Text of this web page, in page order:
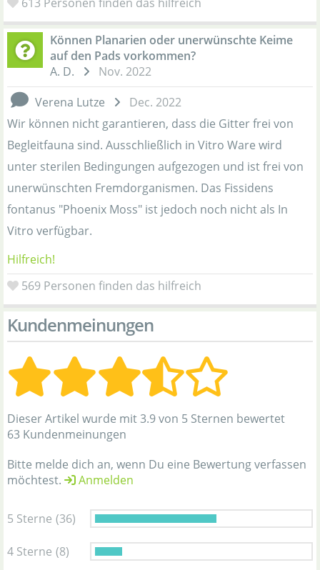
Können Planarien oder unerwünschte Keime
auf den Pads vorkommen?
A. D.
Nov. 2022
Verena Lutze
Dec. 2022
Wir können nicht garantieren, dass die Gitter frei von
Begleitfauna sind. Ausschließlich in Vitro Ware wird
unter sterilen Bedingungen aufgezogen und ist frei von
unerwünschten Fremdorganismen. Das Fissidens
fontanus "Phoenix Moss" ist jedoch noch nicht als In
Vitro verfügbar.
Hilfreich!
569 Personen finden das hilfreich
Kundenmeinungen
Dieser Artikel wurde mit 3.9 von 5 Sternen bewertet
63 Kundenmeinungen
Bitte melde dich an, wenn Du eine Bewertung verfassen
möchtest.
Anmelden
5 Sterne (36)
4 Sterne (8)